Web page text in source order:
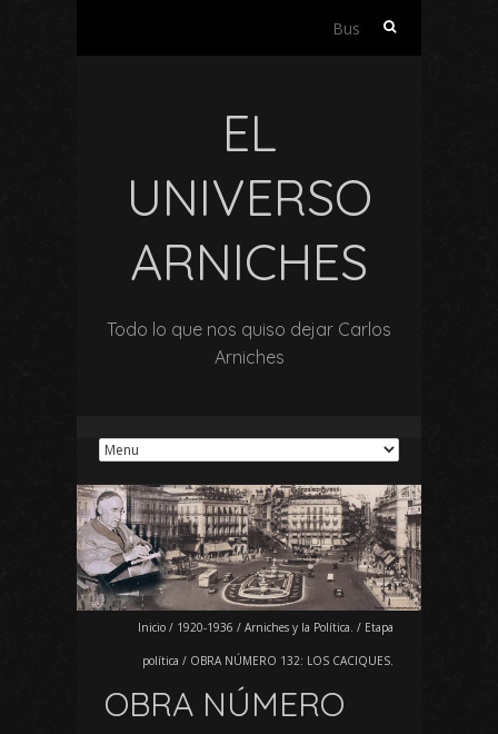
Buscar:
EL
UNIVERSO
ARNICHES
Todo lo que nos quiso dejar Carlos
Arniches
Inicio / 1920-1936 / Arniches y la Política. / Etapa
política / OBRA NÚMERO 132: LOS CACIQUES.
OBRA NÚMERO